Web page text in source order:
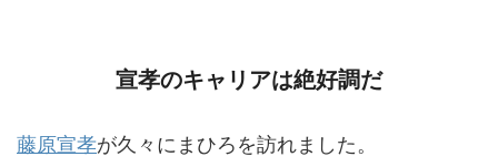
宣孝のキャリアは絶好調だ
藤原宣孝が久々にまひろを訪れました。